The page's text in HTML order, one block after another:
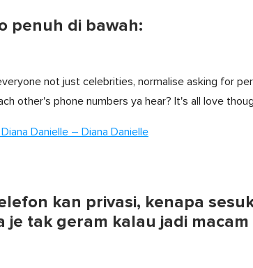
n
1
t
o
l
u
m
penuh di bawah:
not just celebrities, normalise asking for
other's phone numbers ya hear? It's all love
Danielle – Diana Danielle
kan privasi, kenapa
je tak geram kalau jadi macam